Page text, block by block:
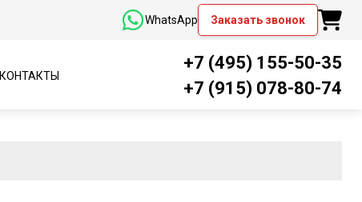
WhatsApp Заказать звонок
КОНТАКТЫ
+7 (495) 155-50-35
+7 (915) 078-80-74